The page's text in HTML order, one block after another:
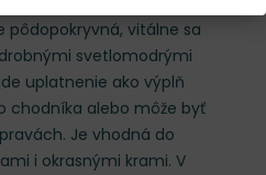
pôdopokryvná, vitálne sa
svetlomodrými
uplatnenie ako výplň
chodníka alebo môže byť
Je vhodná do
i okrasnými krami. V